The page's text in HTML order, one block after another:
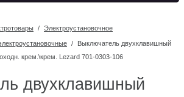
/ Электроустановочное
/
Выключатель двухклавишный
крем.\крем. Lezard 701-0303-106
двухклавишный